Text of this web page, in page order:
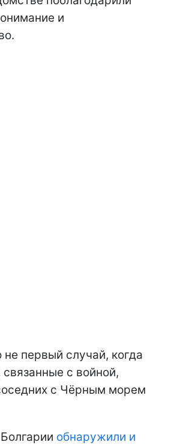
и
первый случай, когда
связанные с войной,
с Чёрным морем
обнаружили и